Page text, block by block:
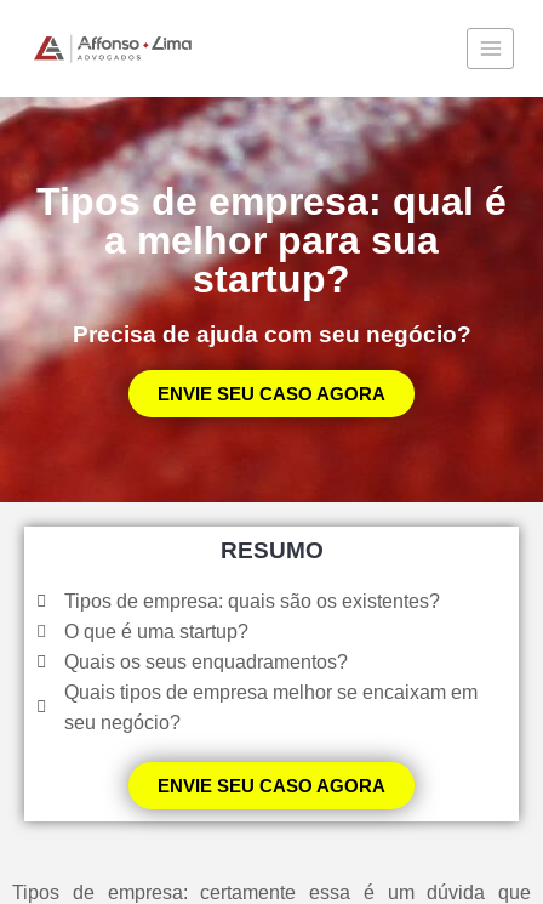
Tipos de empresa: qual é
a melhor para sua
startup?
Precisa de ajuda com seu negócio?
ENVIE SEU CASO AGORA
RESUMO
Tipos de empresa: quais são os existentes?
O que é uma startup?
Quais os seus enquadramentos?
Quais tipos de empresa melhor se encaixam em
seu negócio?
ENVIE SEU CASO AGORA
Tipos de empresa: certamente essa é um dúvida que